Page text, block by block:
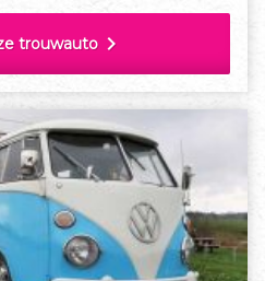
trouwauto chevron_right